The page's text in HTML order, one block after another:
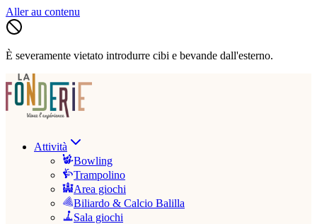
Aller au contenu
È severamente vietato introdurre cibi e bevande dall'esterno.
Attività
Bowling
Trampolino
Area giochi
Biliardo & Calcio Balilla
Sala giochi